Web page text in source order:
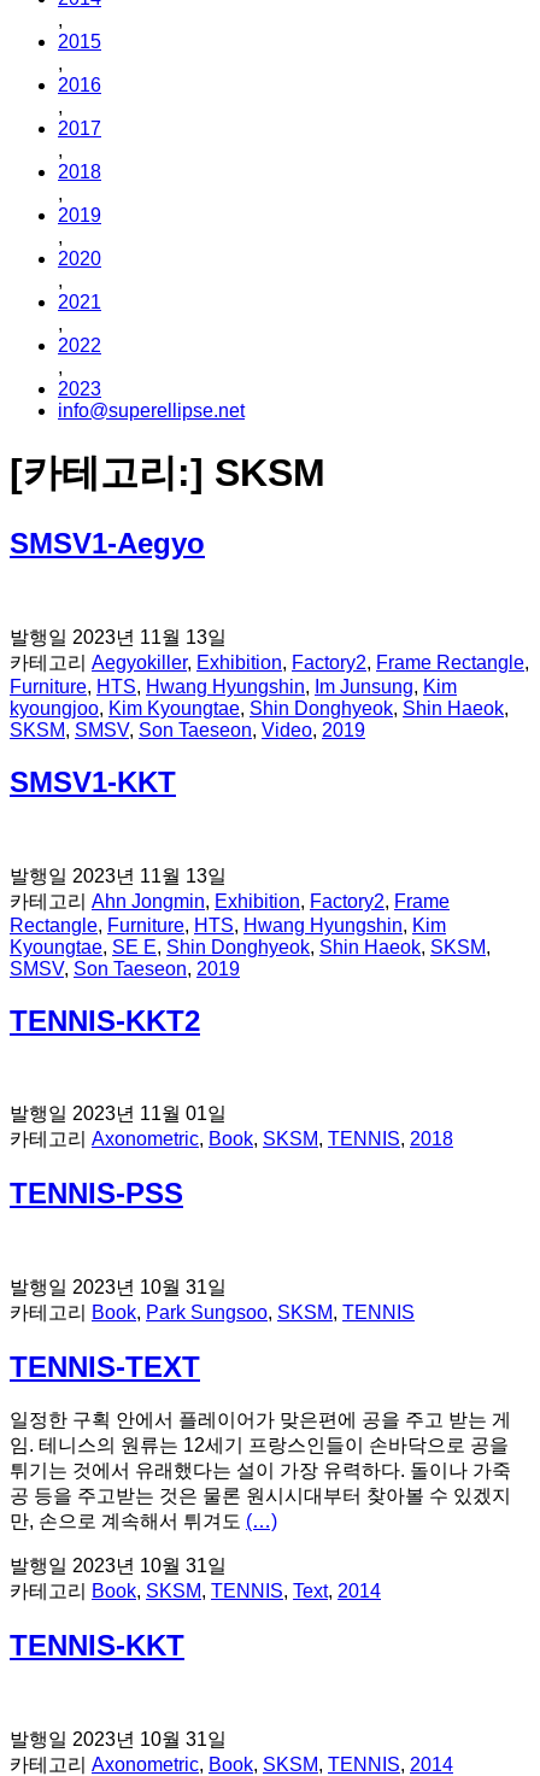
,
2015
,
2016
,
2017
,
2018
,
2019
,
2020
,
2021
,
2022
,
2023
info@superellipse.net
[카테고리:] SKSM
SMSV1-Aegyo
발행일 2023년 11월 13일
카테고리 Aegyokiller, Exhibition, Factory2, Frame Rectangle,
Furniture, HTS, Hwang Hyungshin, Im Junsung, Kim
kyoungjoo, Kim Kyoungtae, Shin Donghyeok, Shin Haeok,
SKSM, SMSV, Son Taeseon, Video, 2019
SMSV1-KKT
발행일 2023년 11월 13일
카테고리 Ahn Jongmin, Exhibition, Factory2, Frame
Rectangle, Furniture, HTS, Hwang Hyungshin, Kim
Kyoungtae, SE E, Shin Donghyeok, Shin Haeok, SKSM,
SMSV, Son Taeseon, 2019
TENNIS-KKT2
발행일 2023년 11월 01일
카테고리 Axonometric, Book, SKSM, TENNIS, 2018
TENNIS-PSS
발행일 2023년 10월 31일
카테고리
Book, Park Sungsoo, SKSM, TENNIS
TENNIS-TEXT
일정한 구획 안에서 플레이어가 맞은편에 공을 주고 받는 게
임. 테니스의 원류는 12세기 프랑스인들이 손바닥으로 공을
튀기는 것에서 유래했다는 설이 가장 유력하다. 돌이나 가죽
공 등을 주고받는 것은 물론 원시시대부터 찾아볼 수 있겠지
만, 손으로 계속해서 튀겨도 (…)
발행일 2023년 10월 31일
카테고리
Book, SKSM, TENNIS, Text, 2014
TENNIS-KKT
발행일 2023년 10월 31일
카테고리 Axonometric, Book, SKSM, TENNIS, 2014